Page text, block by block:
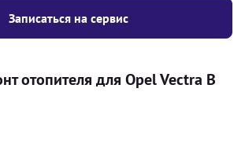
Записаться на сервис
отопителя для Opel Vectra B